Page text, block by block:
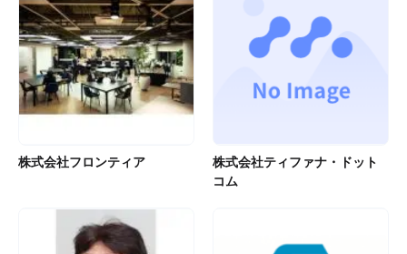
株式会社フロンティア
株式会社ティファナ・ドット
コム